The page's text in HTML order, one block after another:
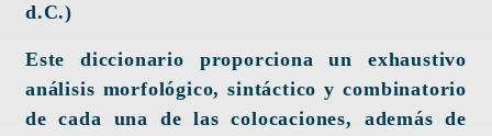
d.C.)
Este diccionario proporciona un exhaustivo
análisis morfológico, sintáctico y combinatorio
de cada una de las colocaciones, además de